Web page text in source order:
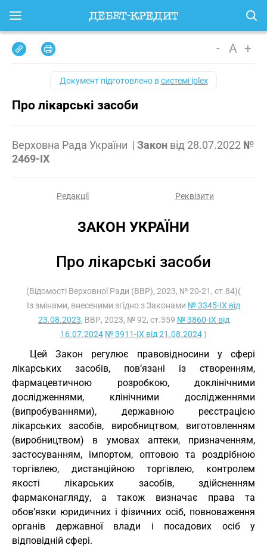
- A +
Документ підготовлено всистемі iplex
Про лікарські засоби
Верховна Рада України | Закон від 28.07.2022 №
2469-IX
Редакції Реквізити
ЗАКОН УКРАЇНИ
Про лікарські засоби
(Відомості Верховної Ради (ВВР), 2023, № 20-21, ст.84)(
Із змінами, внесеними згідно з Законами № 3345-IX від
23.08.2023, ВВР, 2023, № 92, ст.359 № 3860-IX від
16.07.2024 № 3911-IX від 21.08.2024)
Цей Закон регулює правовідносини у сфері
лікарських засобів, пов’язані із створенням,
фармацевтичною розробкою, доклінічними
дослідженнями, клінічними дослідженнями
(випробуваннями), державною реєстрацією
лікарських засобів, виробництвом, виготовленням
(виробництвом) в умовах аптеки, призначенням,
застосуванням, імпортом, оптовою та роздрібною
торгівлею, дистанційною торгівлею, контролем
якості лікарських засобів, здійсненням
фармаконагляду, а також визначає права та
обов’язки юридичних і фізичних осіб, повноваження
органів державної влади і посадових осіб у
відповідній сфері.